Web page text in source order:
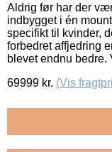
Aldrig før har der
indbygget i én
specifikt til kvinder,
forbedret affjedring
blevet endnu bedre.
69999 kr. (Vis